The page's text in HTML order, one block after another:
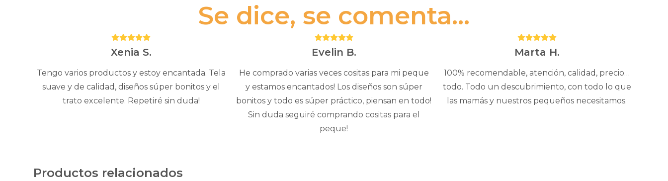
Se dice, se comenta...
Puntuación:
5
Xenia S.
Tengo varios productos y estoy encantada. Tela
suave y de calidad, diseños súper bonitos y el
trato excelente. Repetiré sin duda!
Puntuación:
5
Evelin B.
He comprado varias veces cositas para mi peque
y estamos encantados! Los diseños son súper
bonitos y todo es súper práctico, piensan en todo!
Sin duda seguiré comprando cositas para el
peque!
Puntuación:
5
Marta H.
100% recomendable, atención, calidad, precio…
todo. Todo un descubrimiento, con todo lo que
las mamás y nuestros pequeños necesitamos.
Productos relacionados